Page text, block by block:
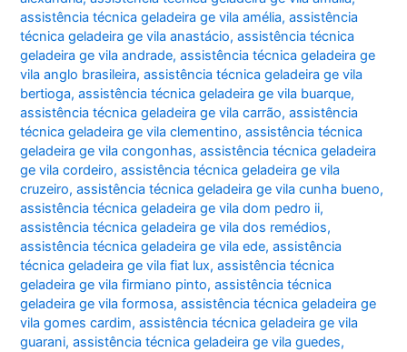
assistência técnica geladeira ge vila amélia,assistência
técnica geladeira ge vila anastácio,assistência técnica
geladeira ge vila andrade,assistência técnica geladeira ge
vila anglo brasileira,assistência técnica geladeira ge vila
bertioga,assistência técnica geladeira ge vila buarque,
assistência técnica geladeira ge vila carrão,assistência
técnica geladeira ge vila clementino,assistência técnica
geladeira ge vila congonhas,assistência técnica geladeira
ge vila cordeiro,assistência técnica geladeira ge vila
cruzeiro,assistência técnica geladeira ge vila cunha bueno,
assistência técnica geladeira ge vila dom pedro ii,
assistência técnica geladeira ge vila dos remédios,
assistência técnica geladeira ge vila ede,assistência
técnica geladeira ge vila fiat lux,assistência técnica
geladeira ge vila firmiano pinto,assistência técnica
geladeira ge vila formosa,assistência técnica geladeira ge
vila gomes cardim,assistência técnica geladeira ge vila
guarani,assistência técnica geladeira ge vila guedes,